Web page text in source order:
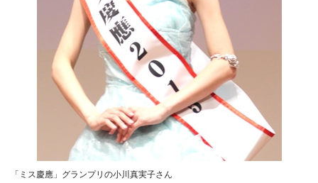
「ミス慶應」グランプリの小川真実子さん